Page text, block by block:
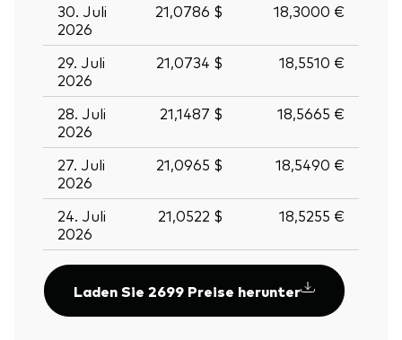
30. Juli
2026
21,0786 $ 18,3000 €
29. Juli
2026
21,0734 $ 18,5510 €
28. Juli
2026
21,1487 $ 18,5665 €
27. Juli
2026
21,0965 $ 18,5490 €
24. Juli
2026
21,0522 $ 18,5255 €
Laden Sie 2699 Preise herunter